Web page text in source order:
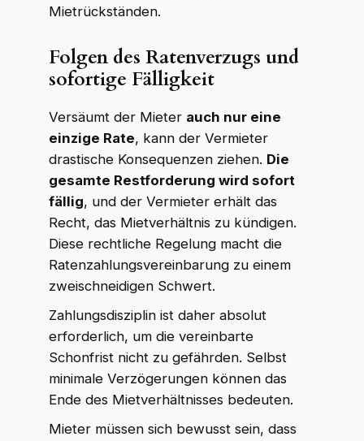
Mietrückständen.
Folgen des Ratenverzugs und
sofortige Fälligkeit
Versäumt der Mieter auch nur eine
einzige Rate, kann der Vermieter
drastische Konsequenzen ziehen. Die
gesamte Restforderung wird sofort
fällig, und der Vermieter erhält das
Recht, das Mietverhältnis zu kündigen.
Diese rechtliche Regelung macht die
Ratenzahlungsvereinbarung zu einem
zweischneidigen Schwert.
Zahlungsdisziplin ist daher absolut
erforderlich, um die vereinbarte
Schonfrist nicht zu gefährden. Selbst
minimale Verzögerungen können das
Ende des Mietverhältnisses bedeuten.
Mieter müssen sich bewusst sein, dass